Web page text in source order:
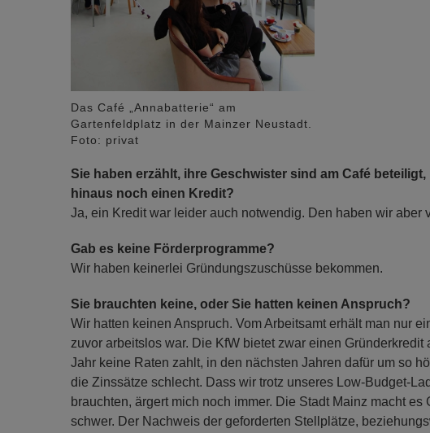
Das Café „Annabatterie“ am
Gartenfeldplatz in der Mainzer Neustadt.
Foto: privat
Sie haben erzählt, ihre Geschwister sind am Café
hinaus noch einen Kredit?
Ja, ein Kredit war leider auch notwendig. Den haben wir aber
Gab es keine Förderprogramme?
Wir haben keinerlei Gründungszuschüsse bekommen.
Sie brauchten keine, oder Sie hatten keinen Anspruch?
Wir hatten keinen Anspruch. Vom Arbeitsamt erhält man nur
zuvor arbeitslos war. Die KfW bietet zwar einen Gründerkredit
Jahr keine Raten zahlt, in den nächsten Jahren dafür um so
die Zinssätze schlecht. Dass wir trotz unseres Low-Budget-
brauchten, ärgert mich noch immer. Die Stadt Mainz macht es
schwer. Der Nachweis der geforderten Stellplätze,